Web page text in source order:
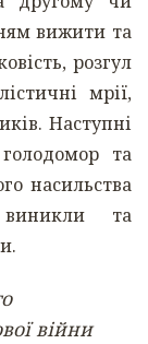
вижити та
розгул
мрії,
Наступні
та
насильства
виникли та
війни